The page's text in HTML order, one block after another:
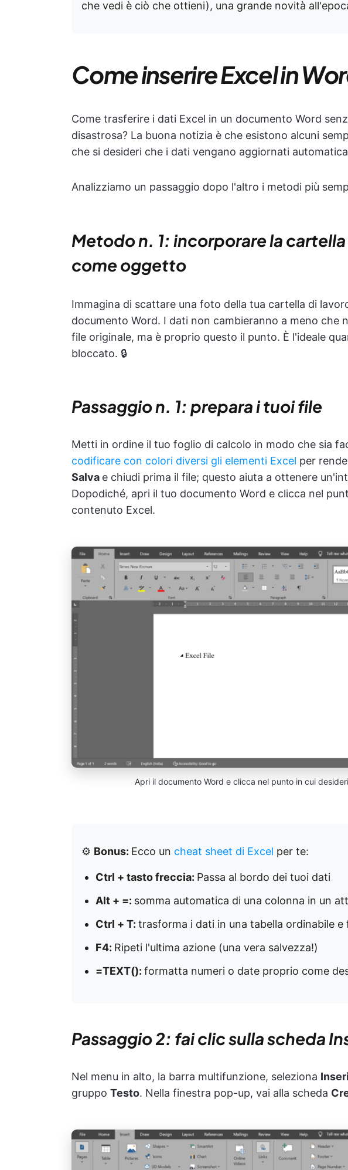
che vedi è ciò che ottieni), una grande novità
Come inserire Excel in
Come trasferire i dati Excel in un documento Word
disastrosa? La buona notizia è che esistono alcuni
che si desideri che i dati vengano aggiornati
Analizziamo un passaggio dopo l'altro i metodi più
Metodo n. 1: incorporare la
come oggetto
Immagina di scattare una foto della tua cartella di
documento Word. I dati non cambieranno a meno che
file originale, ma è proprio questo il punto. È l'ideale
bloccato. 🔒
Passaggio n. 1: prepara i tuoi file
Metti in ordine il tuo foglio di calcolo in modo che sia
codificare con colori diversi gli elementi Excel per
Salva e chiudi prima il file; questo aiuta a ottenere
Dopodiché, apri il tuo documento Word e clicca nel
contenuto Excel.
Apri il documento Word e clicca nel punto in cui
⚙️ Bonus: Ecco un cheat sheet di Excel per te:
Ctrl + tasto freccia: Passa al bordo dei tuoi dati
Alt + =: somma automatica di una colonna in un
Ctrl + T: trasforma i dati in una tabella ordinabile e
F4: Ripeti l'ultima azione (una vera salvezza!)
=TEXT(): formatta numeri o date proprio come
Passaggio 2: fai clic sulla scheda
Nel menu in alto, la barra multifunzione, seleziona
gruppo Testo. Nella finestra pop-up, vai alla scheda